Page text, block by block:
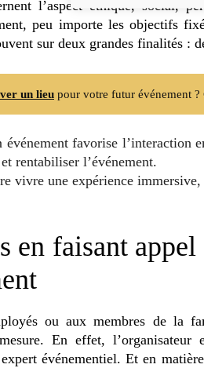
l’aspect éthique, social,
peu importe les objectifs
sur deux grandes finalités :
un lieu pour votre futur événement
événement favorise l’interaction
rentabiliser l’événement.
vivre une expérience
en faisant
ou aux membres de la
En effet, l’organisateur
événementiel. Et en